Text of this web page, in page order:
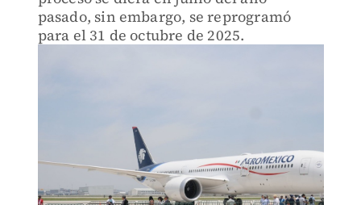
pasado, sin embargo, se reprogramó
para el 31 de octubre de 2025.